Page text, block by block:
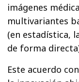
imágenes
multivariantes
(en estadística,
de forma
Este acuerdo